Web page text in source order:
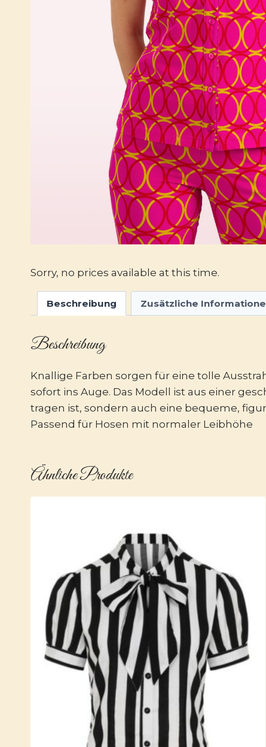
Sorry, no prices available at this time.
Beschreibung Zusätzliche
Beschreibung
Knallige Farben sorgen für eine tolle
sofort ins Auge. Das Modell ist aus einer
tragen ist, sondern auch eine bequeme,
Passend für Hosen mit normaler Leibhöhe
Ähnliche Produkte